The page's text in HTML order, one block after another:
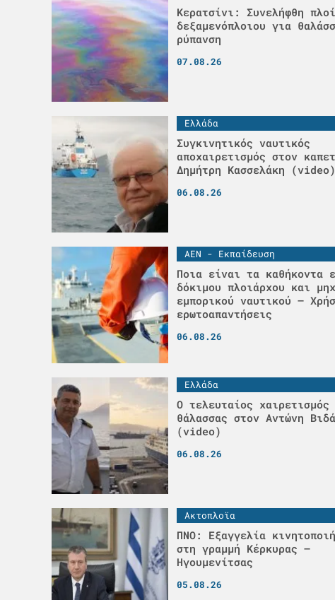
Κερατσίνι: Συνελήφθη
δεξαμενόπλοιου για
ρύπανση
07.08.26
Ελλάδα
Συγκινητικός ναυτικός
αποχαιρετισμός στον
Δημήτρη Κασσελάκη (video)
06.08.26
ΑΕΝ - Εκπαίδευση
Ποια είναι τα καθήκοντα
δόκιμου πλοιάρχου και
εμπορικού ναυτικού –
ερωτοαπαντήσεις
06.08.26
Ελλάδα
Ο τελευταίος χαιρετισμός
θάλασσας στον Αντώνη
(video)
06.08.26
Ακτοπλοϊα
ΠΝΟ: Εξαγγελία
στη γραμμή Κέρκυρας –
Ηγουμενίτσας
05.08.26